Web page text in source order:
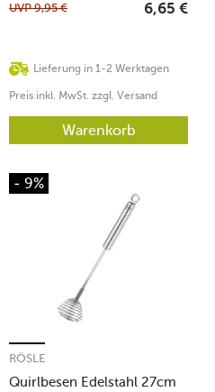
Lieferung in 1-2 Werktagen
UVP9,95 € 6,65 €
Preis inkl. MwSt. zzgl. Versand
Warenkorb
- 9%
Quirlbesen Edelstahl 27cm
RÖSLE